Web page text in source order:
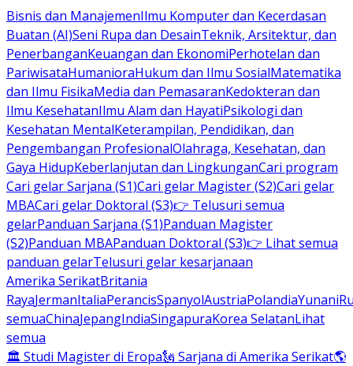
Bisnis dan ManajemenIlmu Komputer dan Kecerdasan
Buatan (AI)Seni Rupa dan DesainTeknik, Arsitektur, dan
PenerbanganKeuangan dan EkonomiPerhotelan dan
PariwisataHumanioraHukum dan Ilmu SosialMatematika
dan Ilmu FisikaMedia dan PemasaranKedokteran dan
Ilmu KesehatanIlmu Alam dan HayatiPsikologi dan
Kesehatan MentalKeterampilan, Pendidikan, dan
Pengembangan ProfesionalOlahraga, Kesehatan, dan
Gaya HidupKeberlanjutan dan LingkunganCari program
Cari gelar Sarjana (S1)Cari gelar Magister (S2)Cari gelar
MBACari gelar Doktoral (S3)👉 Telusuri semua
gelarPanduan Sarjana (S1)Panduan Magister
(S2)Panduan MBAPanduan Doktoral (S3)👉 Lihat semua
panduan gelarTelusuri gelar kesarjanaan
Amerika SerikatBritania
RayaJermanItaliaPerancisSpanyolAustriaPolandiaYunani
semuaChinaJepangIndiaSingapuraKorea SelatanLihat
semua
🏛 Studi Magister di Eropa🗽 Sarjana di Amerika Serikat🌎